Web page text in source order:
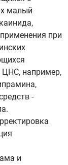
малый
при
ЦНС, например,
-
и